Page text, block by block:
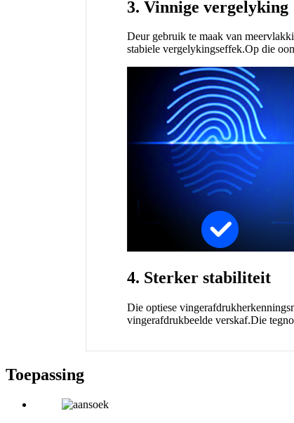
3. Vinnige vergelyking
Deur gebruik te maak van
stabiele vergelykingseffek.Op die
4. Sterker stabiliteit
Die optiese
vingerafdrukbeelde verskaf.Die
Toepassing